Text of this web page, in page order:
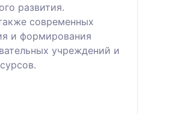
развития.
современных
и формирования
учреждений и